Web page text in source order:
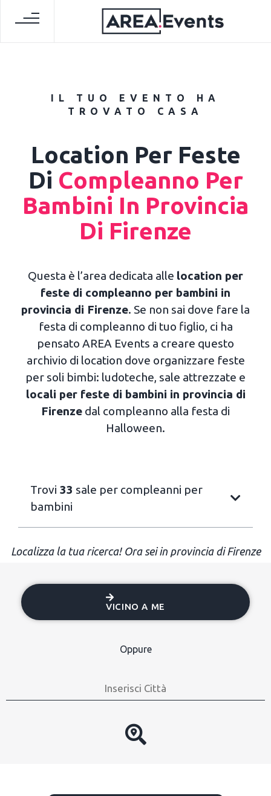
IL TUO EVENTO HA
TROVATO CASA
Location Per Feste
Di Compleanno Per
Bambini In Provincia
Di Firenze
Questa è l’area dedicata alle location per
feste di compleanno per bambini in
provincia di Firenze. Se non sai dove fare la
festa di compleanno di tuo figlio, ci ha
pensato AREA Events a creare questo
archivio di location dove organizzare feste
per soli bimbi: ludoteche, sale attrezzate e
locali per feste di bambini in provincia di
Firenze dal compleanno alla festa di
Halloween.
Trovi 33 sale per compleanni per
bambini
Localizza la tua ricerca! Ora sei in provincia di Firenze
VICINO A ME
Oppure